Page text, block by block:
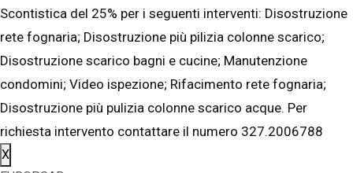
Scontistica del 25% per i seguenti interventi: Disostruzione
rete fognaria; Disostruzione più pilizia colonne scarico;
Disostruzione scarico bagni e cucine; Manutenzione
condomini; Video ispezione; Rifacimento rete fognaria;
Disostruzione più pulizia colonne scarico acque. Per
richiesta intervento contattare il numero 327.2006788
X